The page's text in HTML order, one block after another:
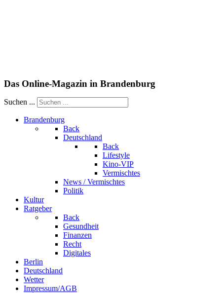
Das Online-Magazin in Brandenburg
Suchen ...
Brandenburg
Back
Deutschland
Back
Lifestyle
Kino-VIP
Vermischtes
News / Vermischtes
Politik
Kultur
Ratgeber
Back
Gesundheit
Finanzen
Recht
Digitales
Berlin
Deutschland
Wetter
Impressum/AGB